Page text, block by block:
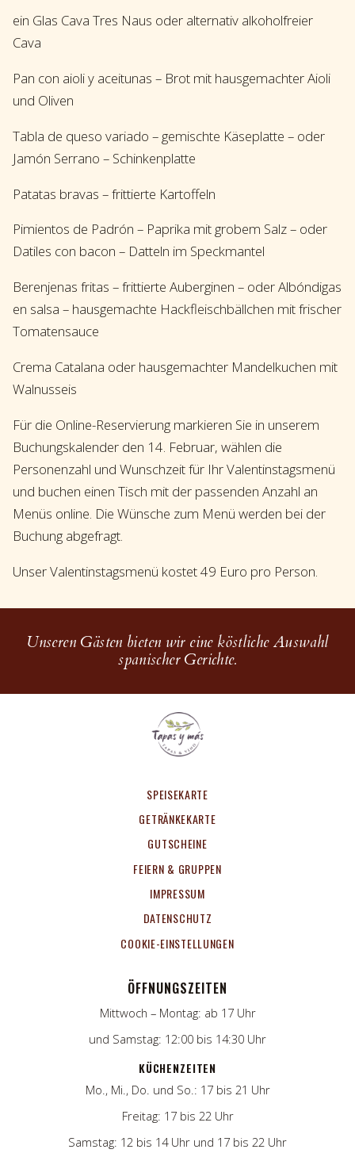
ein Glas Cava Tres Naus oder alternativ alkoholfreier
Cava
Pan con aioli y aceitunas – Brot mit hausgemachter Aioli
und Oliven
Tabla de queso variado – gemischte Käseplatte – oder
Jamón Serrano – Schinkenplatte
Patatas bravas – frittierte Kartoffeln
Pimientos de Padrón – Paprika mit grobem Salz – oder
Datiles con bacon – Datteln im Speckmantel
Berenjenas fritas – frittierte Auberginen – oder Albóndigas
en salsa – hausgemachte Hackfleischbällchen mit frischer
Tomatensauce
Crema Catalana oder hausgemachter Mandelkuchen mit
Walnusseis
Für die Online-Reservierung markieren Sie in unserem
Buchungskalender den 14. Februar, wählen die
Personenzahl und Wunschzeit für Ihr Valentinstagsmenü
und buchen einen Tisch mit der passenden Anzahl an
Menüs online. Die Wünsche zum Menü werden bei der
Buchung abgefragt.
Unser Valentinstagsmenü kostet 49 Euro pro Person.
Unseren Gästen bieten wir eine köstliche Auswahl
spanischer Gerichte.
SPEISEKARTE
GETRÄNKEKARTE
GUTSCHEINE
FEIERN & GRUPPEN
IMPRESSUM
DATENSCHUTZ
COOKIE-EINSTELLUNGEN
ÖFFNUNGSZEITEN
Mittwoch – Montag: ab 17 Uhr
und Samstag: 12:00 bis 14:30 Uhr
KÜCHENZEITEN
Mo., Mi., Do. und So.: 17 bis 21 Uhr
Freitag: 17 bis 22 Uhr
Samstag: 12 bis 14 Uhr und 17 bis 22 Uhr